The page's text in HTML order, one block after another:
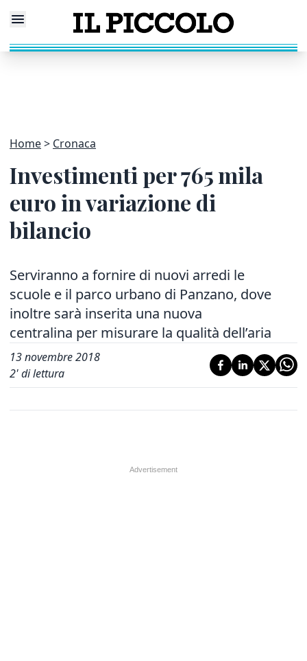
Home Cronaca
Investimenti per 765 mila
euro in variazione di
bilancio
Serviranno a fornire di nuovi arredi le
scuole e il parco urbano di Panzano, dove
inoltre sarà inserita una nuova
centralina per misurare la qualità dell’aria
13 novembre 2018
2' di lettura